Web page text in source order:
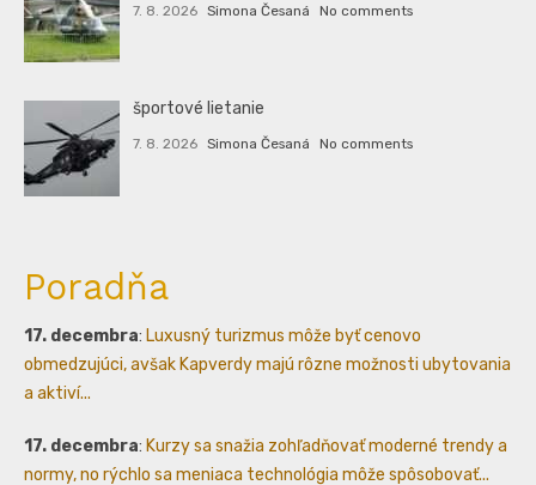
7. 8. 2026 Simona Česaná No comments
športové lietanie
7. 8. 2026 Simona Česaná No comments
Poradňa
17. decembra: Luxusný turizmus môže byť cenovo
obmedzujúci, avšak Kapverdy majú rôzne možnosti ubytovania
a aktiví...
17. decembra: Kurzy sa snažia zohľadňovať moderné trendy a
normy, no rýchlo sa meniaca technológia môže spôsobovať...